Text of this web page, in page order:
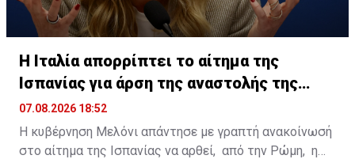
Η Ιταλία απορρίπτει το αίτημα της
Ισπανίας για άρση της αναστολής της
Σένγκεν
07.08.2026 18:52
Η κυβέρνηση Μελόνι απάντησε με γραπτή ανακοίνωσή
στο αίτημα της Ισπανίας να αρθεί, από την Ρώμη, η